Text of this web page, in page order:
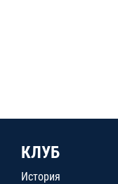
КЛУБ
История